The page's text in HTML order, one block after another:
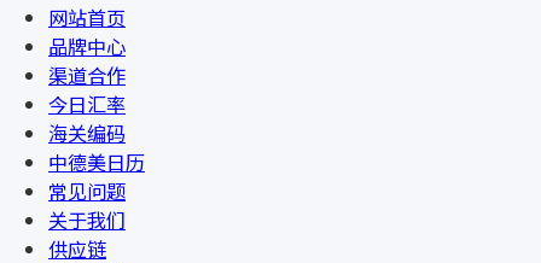
网站首页
品牌中心
渠道合作
今日汇率
海关编码
中德美日历
常见问题
关于我们
供应链